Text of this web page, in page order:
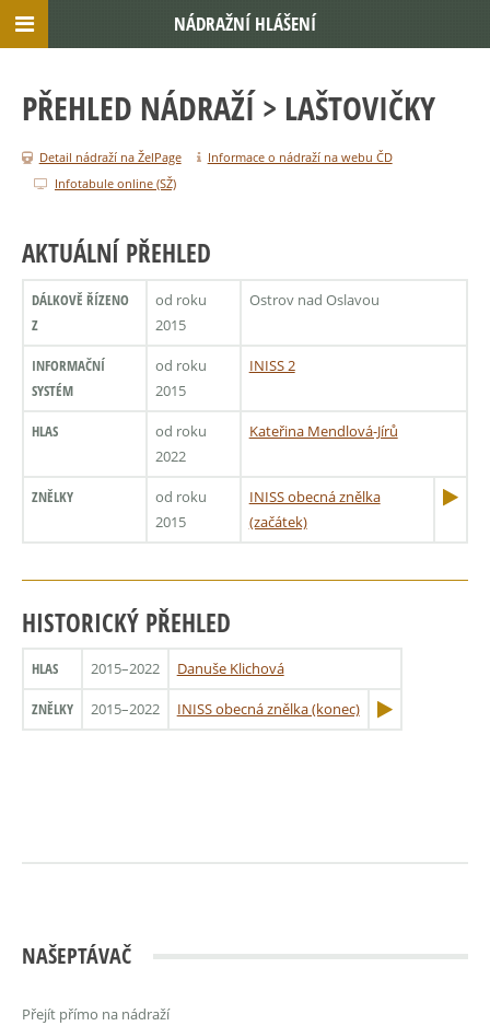
PŘEHLED NÁDRAŽÍ > LAŠTOVIČKY
Detail nádraží na ŽelPage
Informace o nádraží na webu ČD
Infotabule online (SŽ)
AKTUÁLNÍ PŘEHLED
DÁLKOVĚ ŘÍZENO
Z
od roku
2015
Ostrov nad Oslavou
INFORMAČNÍ
SYSTÉM
od roku
2015
INISS 2
HLAS
od roku
2022
Kateřina Mendlová-Jírů
ZNĚLKY
od roku
2015
INISS obecná znělka
(začátek)
HISTORICKÝ PŘEHLED
HLAS 2015–2022 Danuše Klichová
ZNĚLKY 2015–2022 INISS obecná znělka (konec)
NAŠEPTÁVAČ
Přejít přímo na nádraží
NÁDRAŽNÍ HLÁŠENÍ